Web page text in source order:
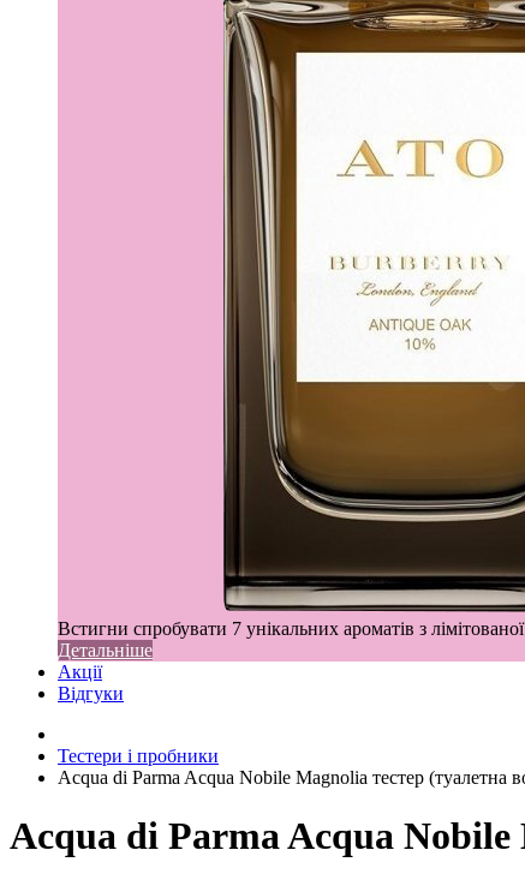
Встигни спробувати 7 унікальних ароматів з
Детальніше
Акції
Відгуки
Тестери і пробники
Acqua di Parma Acqua Nobile Magnolia тестер (туалетна
Acqua di Parma Acqua Nobile